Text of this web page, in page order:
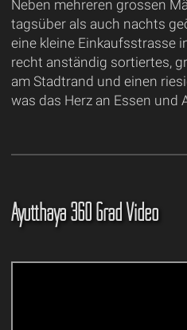
Neben mehreren grossen
tagsüber als auch nachts
eine kleine Einkaufsstrasse
recht anständig sortiertes,
am Stadtrand und einen
was das Herz an Essen und
Ayutthaya 360 Grad Video